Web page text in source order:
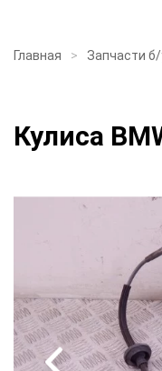
Главная Запчасти б/
Кулиса